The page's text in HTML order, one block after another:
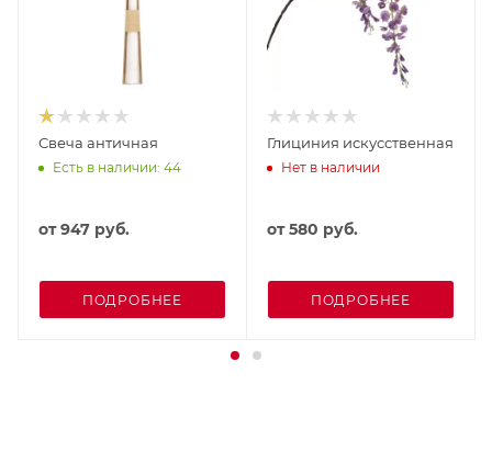
Свеча античная
Есть в наличии: 44
от947 руб.
ПОДРОБНЕЕ
Глициния искусственная
Нет в наличии
от580 руб.
ПОДРОБНЕЕ